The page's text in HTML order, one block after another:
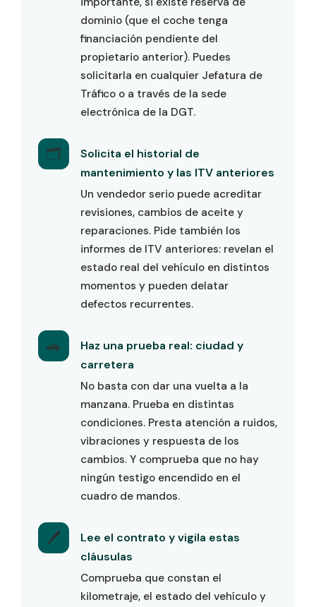
dominio (que el coche tenga
financiación pendiente del
propietario anterior). Puedes
solicitarla en cualquier Jefatura de
Tráfico o a través de la sede
electrónica de la DGT.
🗂️
Solicita el historial de
mantenimiento y las ITV anteriores
Un vendedor serio puede acreditar
revisiones, cambios de aceite y
reparaciones. Pide también los
informes de ITV anteriores: revelan el
estado real del vehículo en distintos
momentos y pueden delatar
defectos recurrentes.
🚗
Haz una prueba real: ciudad y
carretera
No basta con dar una vuelta a la
manzana. Prueba en distintas
condiciones. Presta atención a ruidos,
vibraciones y respuesta de los
cambios. Y comprueba que no hay
ningún testigo encendido en el
cuadro de mandos.
🖊️
Lee el contrato y vigila estas
cláusulas
Comprueba que constan el
kilometraje, el estado del vehículo y